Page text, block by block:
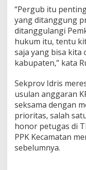
“Pergub itu
yang ditanggung
ditanggulangi
hukum itu, tentu
saja yang bisa kita
kabupaten,” kata
Sekprov Idris
usulan anggaran
seksama dengan
prioritas, salah
honor petugas di
PPK Kecamatan
sebelumnya.